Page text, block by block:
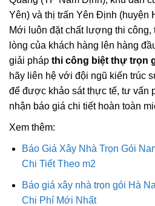
Yên) và thị trấn Yên Định (huyện
Mới luôn đặt chất lượng thi công,
lòng của khách hàng lên hàng
giải pháp thi công biệt thự trọn
hãy liên hệ với đội ngũ kiến trúc
để được khảo sát thực tế, tư vấn
nhận báo giá chi tiết hoàn toàn
Xem thêm:
Báo Giá Xây Nhà Trọn Gói
Chi Tiết Theo m2
Báo giá xây nhà trọn gói Hà
Chi Phí Mới Nhất